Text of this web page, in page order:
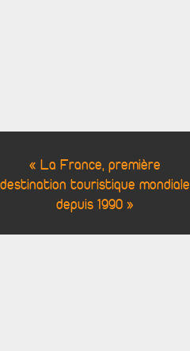
« La France, première
destination touristique mondiale
depuis 1990 »